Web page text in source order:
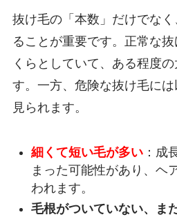
抜け毛の「本数」だけでな
ることが重要です。正常な
くらとしていて、ある程度
す。一方、危険な抜け毛に
見られます。
細くて短い毛が多い：成
まった可能性があり、ヘ
われます。
毛根がついていない、ま